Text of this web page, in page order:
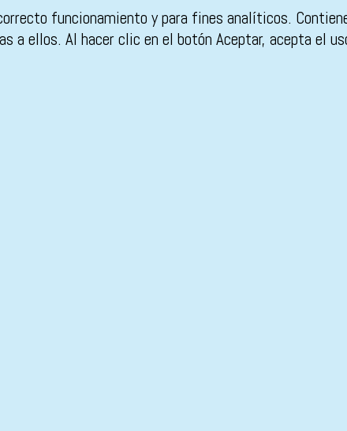
funcionamiento y para fines analíticos.
a ellos. Al hacer clic en el botón Aceptar, acepta el